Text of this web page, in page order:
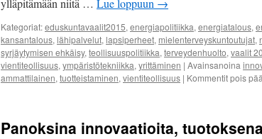
ylläpitämään niitä … Lue loppuun →
Kategoriat:eduskuntavaalit2015, energiapolitiikka, energiatalous,
kansantalous, lähipalvelut, lapsiperheet, mielenterveyskuntoutujat,
syrjäytymisen ehkäisy, teollisuuspolitiikka, terveydenhuolto, vaalit
vientiteollisuus, ympäristötekniikka, yrittäminen | Avainsanoina
ammattilainen, tuotteistaminen, vientiteollisuus | Kommentit pois
Panoksina innovaatioita,